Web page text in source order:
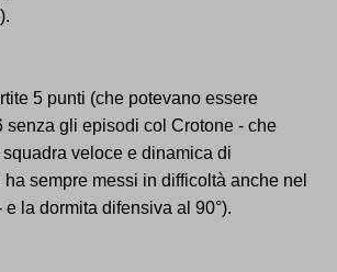
5 punti (che potevano essere
senza gli episodi col Crotone - che
veloce e dinamica di
sempre messi in difficoltà anche nel
e la dormita difensiva al 90°).